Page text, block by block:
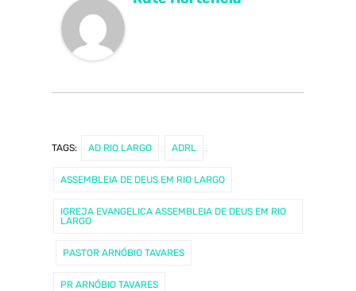
TAGS: AD RIO LARGO ADRL
ASSEMBLEIA DE DEUS EM RIO LARGO
IGREJA EVANGELICA ASSEMBLEIA DE DEUS EM RIO
LARGO
PASTOR ARNÓBIO TAVARES
PR ARNÓBIO TAVARES